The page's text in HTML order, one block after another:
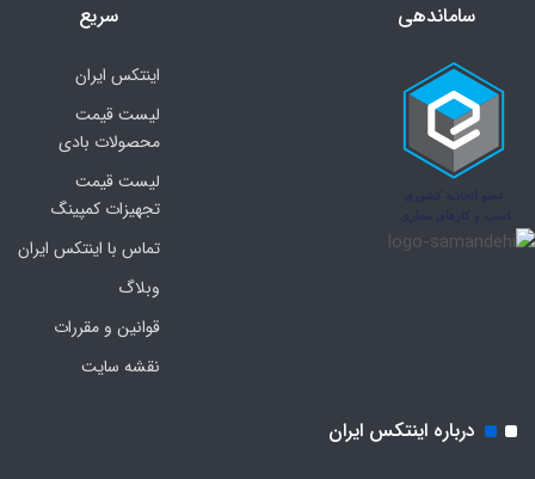
ساماندهی
سریع
اینتکس ایران
لیست قیمت
محصولات بادی
لیست قیمت
تجهیزات کمپینگ
تماس با اینتکس ایران
وبلاگ
قوانین و مقررات
نقشه سایت
درباره اینتکس ایران